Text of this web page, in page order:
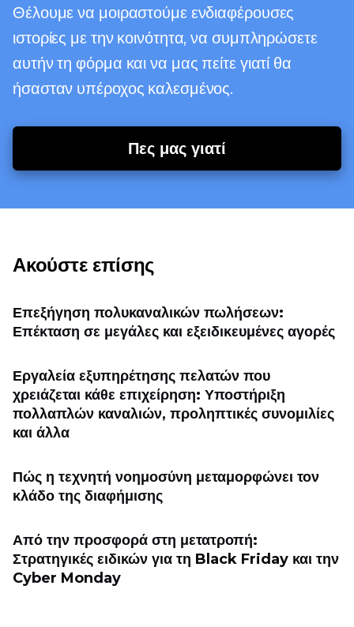
Θέλουμε να μοιραστούμε ενδιαφέρουσες
ιστορίες με την κοινότητα, να συμπληρώσετε
αυτήν τη φόρμα και να μας πείτε γιατί θα
ήσασταν υπέροχος καλεσμένος.
Πες μας γιατί
Ακούστε επίσης
Επεξήγηση πολυκαναλικών πωλήσεων:
Επέκταση σε μεγάλες και εξειδικευμένες αγορές
Εργαλεία εξυπηρέτησης πελατών που
χρειάζεται κάθε επιχείρηση: Υποστήριξη
πολλαπλών καναλιών, προληπτικές συνομιλίες
και άλλα
Πώς η τεχνητή νοημοσύνη μεταμορφώνει τον
κλάδο της διαφήμισης
Από την προσφορά στη μετατροπή:
Στρατηγικές ειδικών για τη Black Friday και την
Cyber ​​Monday